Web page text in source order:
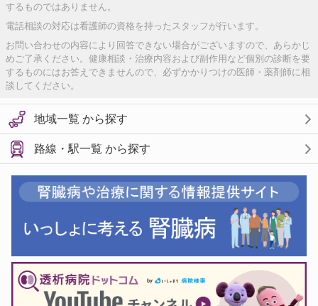
するものではありません。
電話相談の対応は看護師の資格を持ったスタッフが行います。
お問い合わせの内容により回答できない場合がございますので、あらかじ
めご了承ください。健康相談・治療内容および副作用など個別の診断を要
するものにはお答えできませんので、必ずかかりつけの医師・薬剤師に相
談してください。
地域一覧 から探す
路線・駅一覧 から探す